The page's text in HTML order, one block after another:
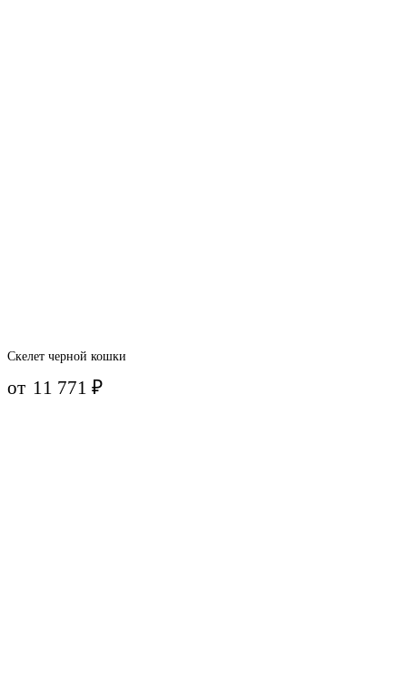
Скелет черной кошки
от 11 771₽